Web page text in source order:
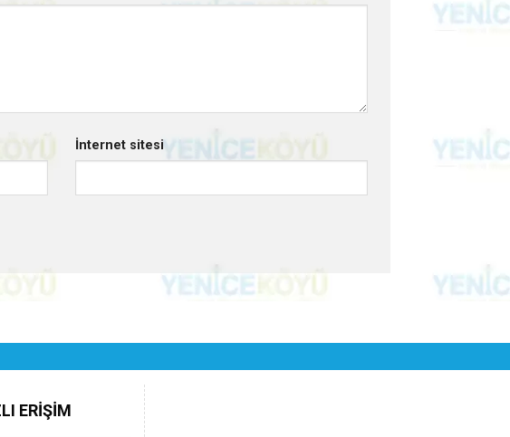
İnternet sitesi
ERİŞİM